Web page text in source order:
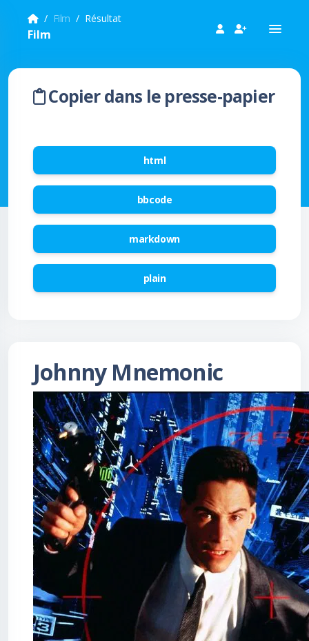
Film Résultat
Film
Copier dans le presse-papier
html
bbcode
markdown
plain
Johnny Mnemonic